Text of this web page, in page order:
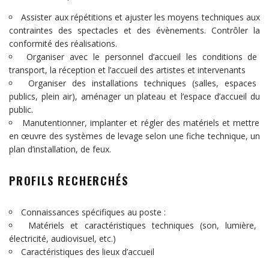
Assister aux répétitions et ajuster les moyens techniques aux
contraintes des spectacles et des évènements. Contrôler la
conformité des réalisations.
Organiser avec le personnel d’accueil les conditions de
transport, la réception et l’accueil des artistes et intervenants
Organiser des installations techniques (salles, espaces
publics, plein air), aménager un plateau et l’espace d’accueil du
public.
Manutentionner, implanter et régler des matériels et mettre
en œuvre des systèmes de levage selon une fiche technique, un
plan d’installation, de feux.
PROFILS RECHERCHÉS
Connaissances spécifiques au poste :
Matériels et caractéristiques techniques (son, lumière,
électricité, audiovisuel, etc.)
Caractéristiques des lieux d’accueil